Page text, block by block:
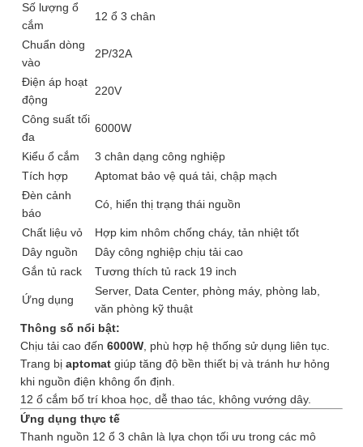
Số lượng ổ
cắm
12 ổ 3 chân
Chuẩn dòng
vào
2P/32A
Điện áp hoạt
động
220V
Công suất tối
đa
6000W
Kiểu ổ cắm
3 chân dạng công nghiệp
Tích hợp
Aptomat bảo vệ quá tải, chập mạch
Đèn cảnh
báo
Có, hiển thị trạng thái nguồn
Chất liệu vỏ
Hợp kim nhôm chống cháy, tản nhiệt tốt
Dây nguồn
Dây công nghiệp chịu tải cao
Gắn tủ rack
Tương thích tủ rack 19 inch
Ứng dụng
Server, Data Center, phòng máy, phòng lab,
văn phòng kỹ thuật
Thông số nổi bật:
Chịu tải cao đến 6000W , phù hợp hệ thống sử dụng liên tục.
Trang bị aptomat giúp tăng độ bền thiết bị và tránh hư hỏng
khi nguồn điện không ổn định.
12 ổ cắm bố trí khoa học, dễ thao tác, không vướng dây.
Ứng dụng thực tế
Thanh nguồn 12 ổ 3 chân là lựa chọn tối ưu trong các mô